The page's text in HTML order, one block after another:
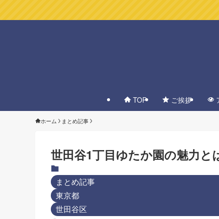
TOP ご挨拶
ホーム まとめ記事
世田谷1丁目ゆたか園の魅力
まとめ記事
東京都
世田谷区